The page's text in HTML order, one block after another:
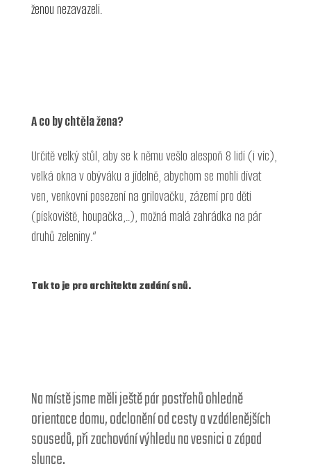
ženou nezavazeli.
A co by chtěla žena?
Určitě velký stůl, aby se k němu vešlo alespoň 8 lidí (i víc),
velká okna v obýváku a jídelně, abychom se mohli dívat
ven, venkovní posezení na grilovačku, zázemí pro děti
(pískoviště, houpačka,..), možná malá zahrádka na pár
druhů zeleniny.“
Tak to je pro architekta zadání snů.
Na místě jsme měli ještě pár postřehů ohledně
orientace domu, odclonění od cesty a vzdálenějších
sousedů, při zachování výhledu na vesnici a západ
slunce.